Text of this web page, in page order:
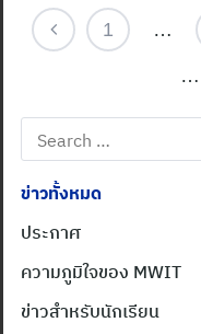
1 …
…
Search
for:
ข่าวทั้งหมด
ประกาศ
ความภูมิใจของ MWIT
ข่าวสำหรับนักเรียน